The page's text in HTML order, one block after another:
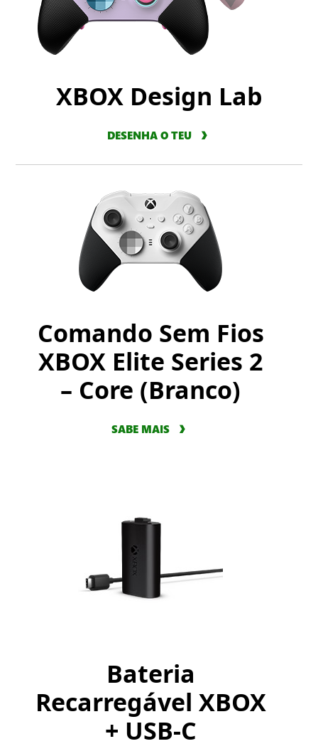
XBOX Design Lab
DESENHA O TEU
Comando Sem Fios
XBOX Elite Series 2
– Core (Branco)
SABE MAIS
Bateria
Recarregável XBOX
+ USB-C